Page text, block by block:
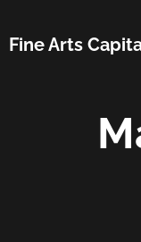
Fine Arts